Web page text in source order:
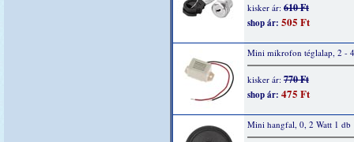
kisker ár: 610 Ft
shop ár: 505 Ft
Mini mikrofon téglalap, 2 -
kisker ár: 770 Ft
shop ár: 475 Ft
Mini hangfal, 0, 2 Watt 1 db